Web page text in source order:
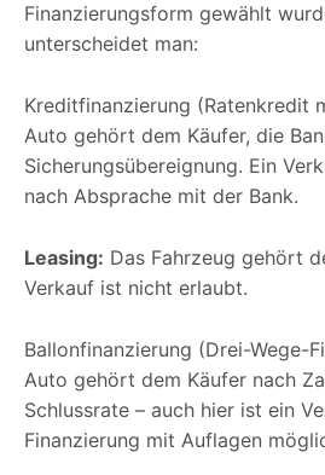
Finanzierungsform gewählt
unterscheidet man:
Kreditfinanzierung (Ratenkredit
Auto gehört dem Käufer, die
Sicherungsübereignung. Ein
nach Absprache mit der Bank.
Leasing: Das Fahrzeug gehört
Verkauf ist nicht erlaubt.
Ballonfinanzierung (Drei-Wege-
Auto gehört dem Käufer nach
Schlussrate – auch hier ist ein
Finanzierung mit Auflagen